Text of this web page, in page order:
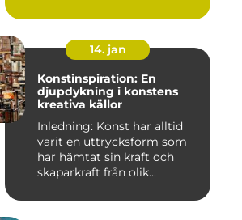
14. jan
Konstinspiration: En
djupdykning i konstens
kreativa källor
Inledning: Konst har alltid
varit en uttrycksform som
har hämtat sin kraft och
skaparkraft från olik...